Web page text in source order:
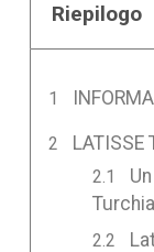
Riepilogo
LATISSE
Turchia